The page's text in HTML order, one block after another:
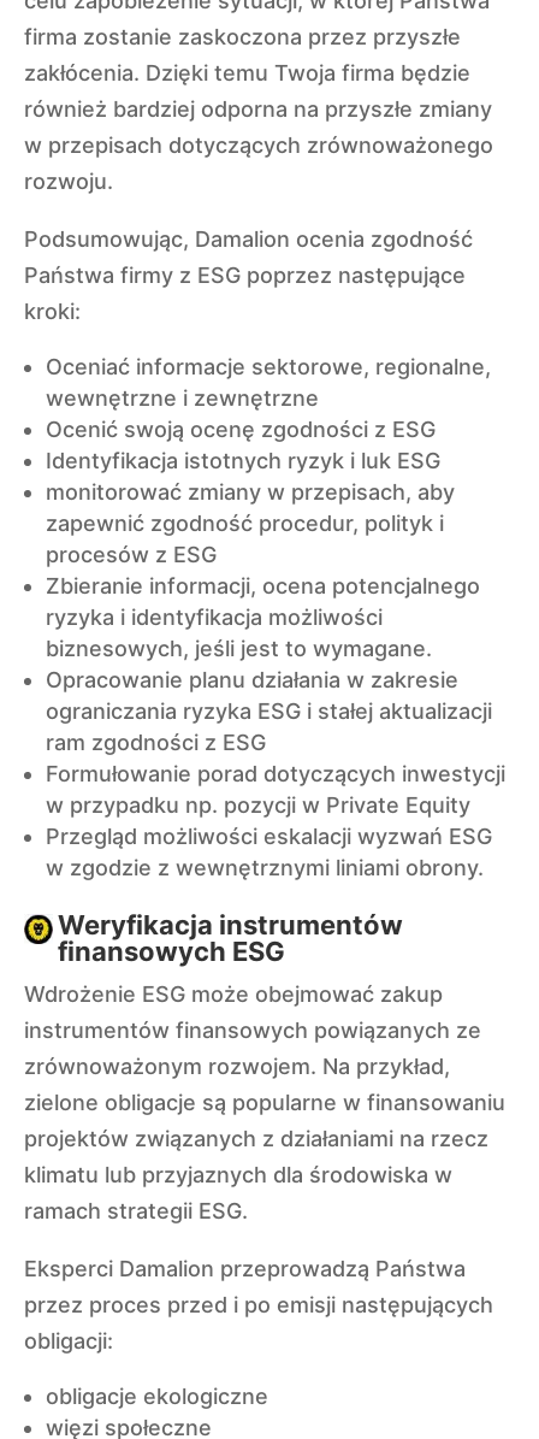
firma zostanie zaskoczona przez przyszłe
zakłócenia. Dzięki temu Twoja firma będzie
również bardziej odporna na przyszłe zmiany
w przepisach dotyczących zrównoważonego
rozwoju.
Podsumowując, Damalion ocenia zgodność
Państwa firmy z ESG poprzez następujące
kroki:
Oceniać informacje sektorowe, regionalne,
wewnętrzne i zewnętrzne
Ocenić swoją ocenę zgodności z ESG
Identyfikacja istotnych ryzyk i luk ESG
monitorować zmiany w przepisach, aby
zapewnić zgodność procedur, polityk i
procesów z ESG
Zbieranie informacji, ocena potencjalnego
ryzyka i identyfikacja możliwości
biznesowych, jeśli jest to wymagane.
Opracowanie planu działania w zakresie
ograniczania ryzyka ESG i stałej aktualizacji
ram zgodności z ESG
Formułowanie porad dotyczących inwestycji
w przypadku np. pozycji w Private Equity
Przegląd możliwości eskalacji wyzwań ESG
w zgodzie z wewnętrznymi liniami obrony.
Weryfikacja instrumentów
finansowych ESG
Wdrożenie ESG może obejmować zakup
instrumentów finansowych powiązanych ze
zrównoważonym rozwojem. Na przykład,
zielone obligacje są popularne w finansowaniu
projektów związanych z działaniami na rzecz
klimatu lub przyjaznych dla środowiska w
ramach strategii ESG.
Eksperci Damalion przeprowadzą Państwa
przez proces przed i po emisji następujących
obligacji:
obligacje ekologiczne
więzi społeczne